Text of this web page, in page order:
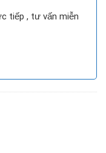
tiếp , tư vấn miễn